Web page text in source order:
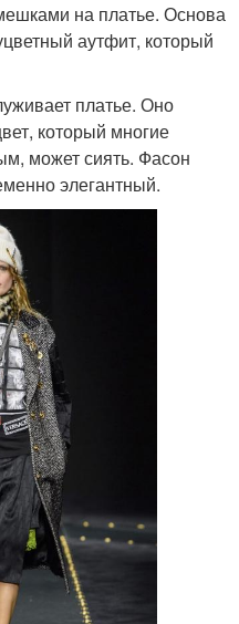
на платье. Основа
аутфит, который
платье. Оно
который многие
может сиять. Фасон
элегантный.